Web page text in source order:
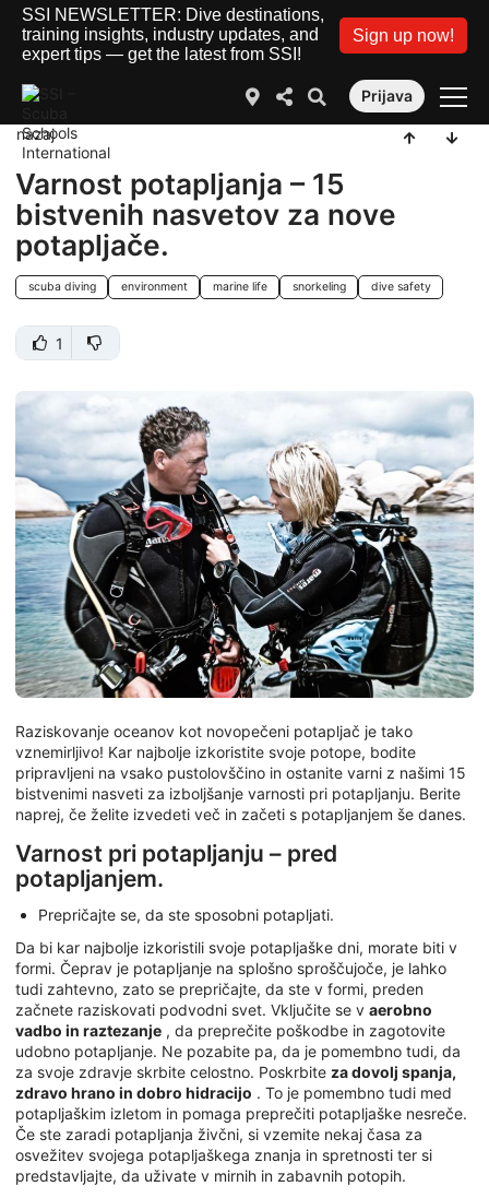
SSI NEWSLETTER: Dive destinations,
training insights, industry updates, and
expert tips — get the latest from SSI!
Sign up now!
Prijava
nazaj
Varnost potapljanja – 15
bistvenih nasvetov za nove
potapljače.
scuba diving environment marine life snorkeling dive safety
1
Raziskovanje oceanov kot novopečeni potapljač je tako
vznemirljivo! Kar najbolje izkoristite svoje potope, bodite
pripravljeni na vsako pustolovščino in ostanite varni z našimi 15
bistvenimi nasveti za izboljšanje varnosti pri potapljanju. Berite
naprej, če želite izvedeti več in začeti s potapljanjem še danes.
Varnost pri potapljanju – pred
potapljanjem.
Prepričajte se, da ste sposobni potapljati.
Da bi kar najbolje izkoristili svoje potapljaške dni, morate biti v
formi. Čeprav je potapljanje na splošno sproščujoče, je lahko
tudi zahtevno, zato se prepričajte, da ste v formi, preden
začnete raziskovati podvodni svet. Vključite se v aerobno
vadbo in raztezanje , da preprečite poškodbe in zagotovite
udobno potapljanje. Ne pozabite pa, da je pomembno tudi, da
za svoje zdravje skrbite celostno. Poskrbite za dovolj spanja,
zdravo hrano in dobro hidracijo . To je pomembno tudi med
potapljaškim izletom in pomaga preprečiti potapljaške nesreče.
Če ste zaradi potapljanja živčni, si vzemite nekaj časa za
osvežitev svojega potapljaškega znanja in spretnosti ter si
predstavljajte, da uživate v mirnih in zabavnih potopih.